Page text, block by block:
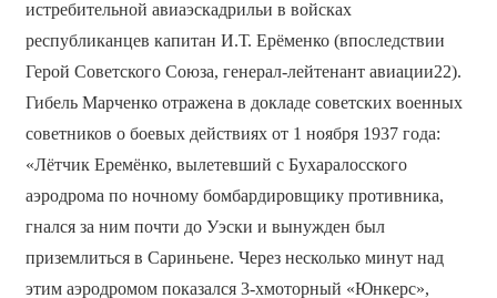
истребительной авиаэскадрильи в войсках
республиканцев капитан И.Т. Ерёменко (впоследствии
Герой Советского Союза, генерал-лейтенант авиации22).
Гибель Марченко отражена в докладе советских военных
советников о боевых действиях от 1 ноября 1937 года:
«Лётчик Еремёнко, вылетевший с Бухаралосского
аэродрома по ночному бомбардировщику противника,
гнался за ним почти до Уэски и вынужден был
приземлиться в Сариньене. Через несколько минут над
этим аэродромом показался 3-хмоторный «Юнкерс»,